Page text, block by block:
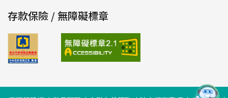
存款保險 / 無障礙標章